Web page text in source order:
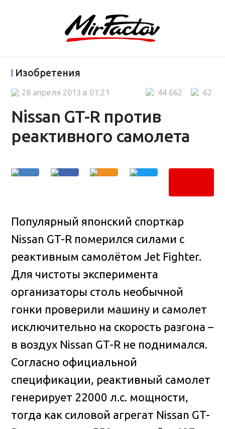
Изобретения
Nissan GT-R против
реактивного самолета
62
44 662
28 апреля 2013 в 01:21
Популярный японский спорткар
Nissan GT-R померился силами с
реактивным самолётом Jet Fighter.
Для чистоты эксперимента
организаторы столь необычной
гонки проверили машину и самолет
исключительно на скорость разгона –
в воздух Nissan GT-R не поднимался.
Согласно официальной
спецификации, реактивный самолет
генерирует 22000 л.с. мощности,
тогда как силовой агрегат Nissan GT-